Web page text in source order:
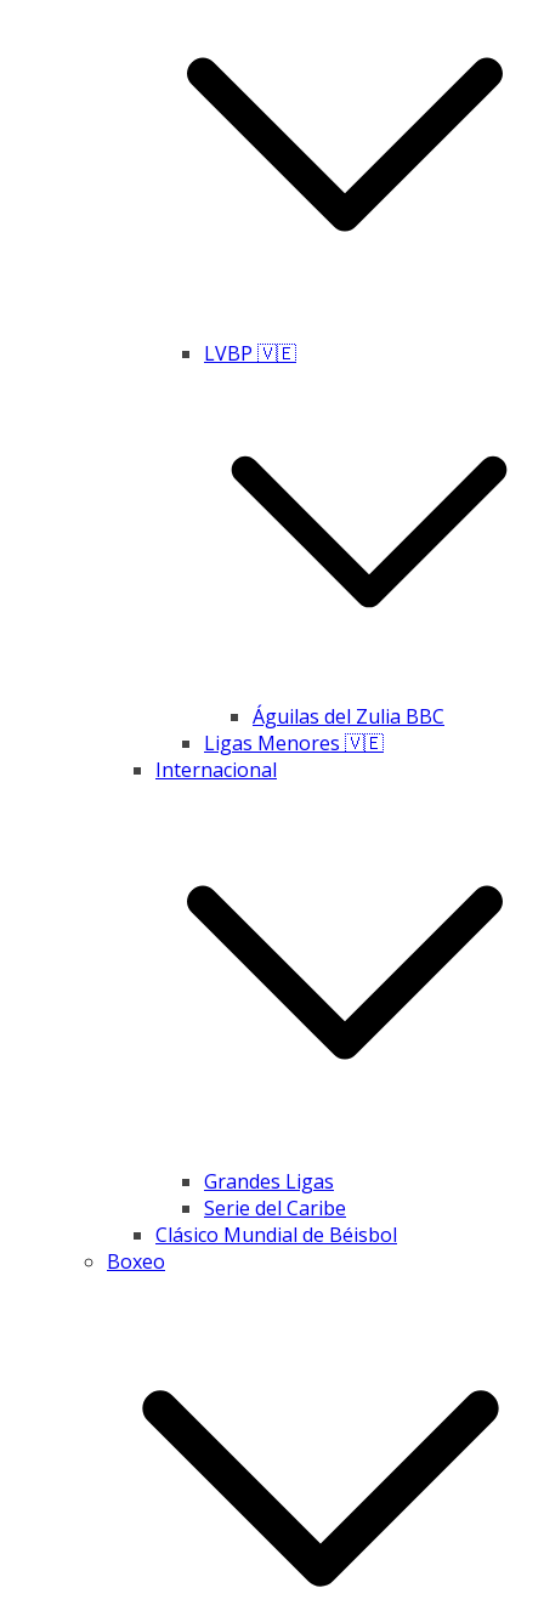
LVBP 🇻🇪
Águilas del Zulia BBC
Ligas Menores 🇻🇪
Internacional
Grandes Ligas
Serie del Caribe
Clásico Mundial de Béisbol
Boxeo